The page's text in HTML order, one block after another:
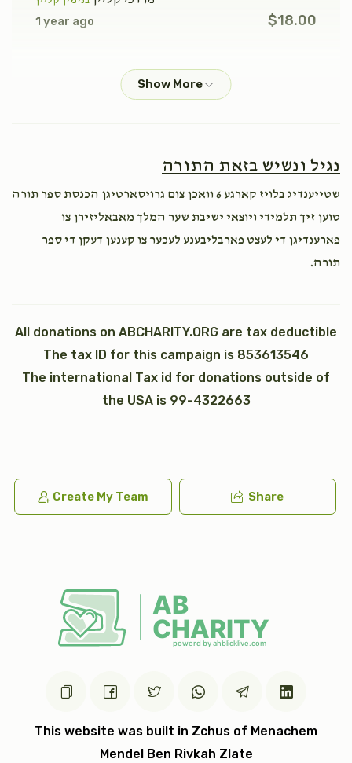
נצבים (פרשת התשובה)
וילך וזאת הברכה (ברכת משה רבינו)
Sold
כתר תורה כתונת (2)
עצי חיים (2) טס כסף
$1,200.00
יד כסף
$2,500.00
1 year ago $18.00
בנימין קליין
$36.00
לכבוד בנימין !!
נגיל ונשיש בזאת התורה
שטייענדיג בלויז קארגע 6 וואכן צום גרויסארטיגן הכנסת ספר תורה
טוען זיך תלמידי ויוצאי ישיבת שער המלך מאבאליזירן צו
פארענדיגן די לעצט פארבליבענע לעכער צו קענען דעקן די ספר
תורה.
All donations on ABCHARITY.ORG are tax deductible
The tax ID for this campaign is 853613546
The international Tax id for donations outside of
the USA is 99-4322663
Create My Team Share
This website was built in Zchus of Menachem
Mendel Ben Rivkah Zlate